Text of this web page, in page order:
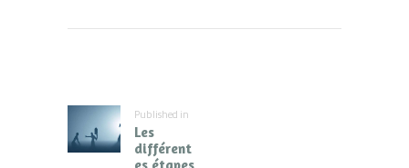
Published in
Les
différent